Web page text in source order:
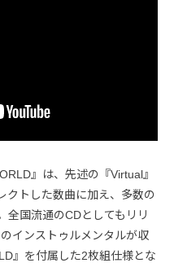
』は、先述の『Virtual』
クトした数曲に加え、多数の
全国流通のCDとしてもリリ
インストゥルメンタルが収
』を付属した2枚組仕様とな